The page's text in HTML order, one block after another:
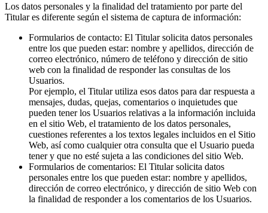
Los datos personales y la finalidad del tratamiento por parte del
Titular es diferente según el sistema de captura de información:
Formularios de contacto: El Titular solicita datos personales
entre los que pueden estar: nombre y apellidos, dirección de
correo electrónico, número de teléfono y dirección de sitio
web con la finalidad de responder las consultas de los
Usuarios.
Por ejemplo, el Titular utiliza esos datos para dar respuesta a
mensajes, dudas, quejas, comentarios o inquietudes que
pueden tener los Usuarios relativas a la información incluida
en el sitio Web, el tratamiento de los datos personales,
cuestiones referentes a los textos legales incluidos en el Sitio
Web, así como cualquier otra consulta que el Usuario pueda
tener y que no esté sujeta a las condiciones del sitio Web.
Formularios de comentarios: El Titular solicita datos
personales entre los que pueden estar: nombre y apellidos,
dirección de correo electrónico, y dirección de sitio Web con
la finalidad de responder a los comentarios de los Usuarios.